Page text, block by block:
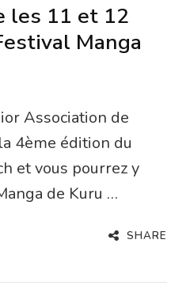
les 11 et 12
Manga
Association de
4ème édition du
et vous pourrez y
de Kuru …
SHARE